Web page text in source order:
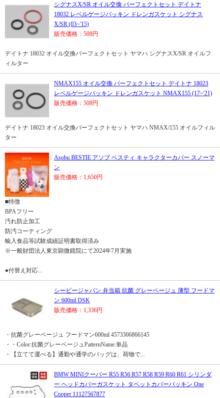
シグナスX/SR オイル交換 パーフェクトセット デイトナ
18032 レベルゲージパッキン ドレンガスケット シグナス
X/SR (03~'15)
販売価格：508円
デイトナ 18032 オイル交換パーフェクトセット ヤマハ シグナスX/SR オイルフ
ィルター
NMAX155 オイル交換 パーフェクトセット デイトナ 18023
レベルゲージパッキン ドレンガスケット NMAX155 (17~'21)
販売価格：508円
デイトナ 18023 オイル交換パーフェクトセット ヤマハ NMAX/155 オイルフィル
ター
Asobu BESTIE アソブ ベスティ キャラクターカバー スノーマ
ン
販売価格：1,650円
■特徴
BPAフリー
汚れ防止加工
防汚コーティング
輸入食品等試験成績証明書取得済み
※一般財団法人東京顕微鏡院にて2024年7月実施
●付替え対応...
シービージャパン 弁当箱 抗菌 グレーベージュ 薄型 フードマ
ン 600ml DSK
販売価格：1,336円
・抗菌グレーベージュ フードマン600ml 4573306866145
・・Color:抗菌グレーベージュPatternName:単品
・【立てて運べる】通勤や通学のバッグは、荷物で...
BMW MINIクーパー R55 R56 R57 R58 R59 R60 R61 シリンダ
ー ヘッドカバーガスケット タペットカバーパッキン One
Cooper 11127567877